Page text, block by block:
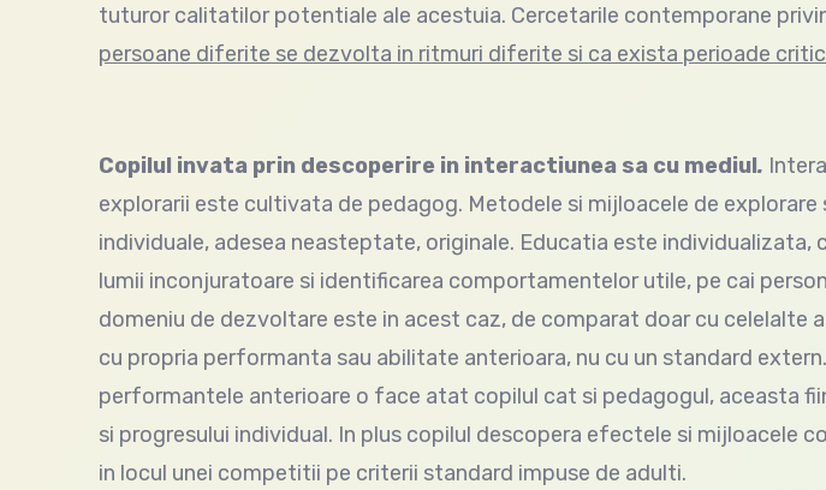
tuturor calitatilor potentiale ale acestuia. Cercetarile contemporane
persoane diferite se dezvolta in ritmuri diferite si ca exista perioade
Copilul invata prin descoperire in interactiunea sa cu mediul.
explorarii este cultivata de pedagog. Metodele si mijloacele de explorare
individuale, adesea neasteptate, originale. Educatia este individualizata,
lumii inconjuratoare si identificarea comportamentelor utile, pe cai
domeniu de dezvoltare este in acest caz, de comparat doar cu celelalte
cu propria performanta sau abilitate anterioara, nu cu un standard
performantele anterioare o face atat copilul cat si pedagogul, aceasta
si progresului individual. In plus copilul descopera efectele si mijloacele
in locul unei competitii pe criterii standard impuse de adulti.